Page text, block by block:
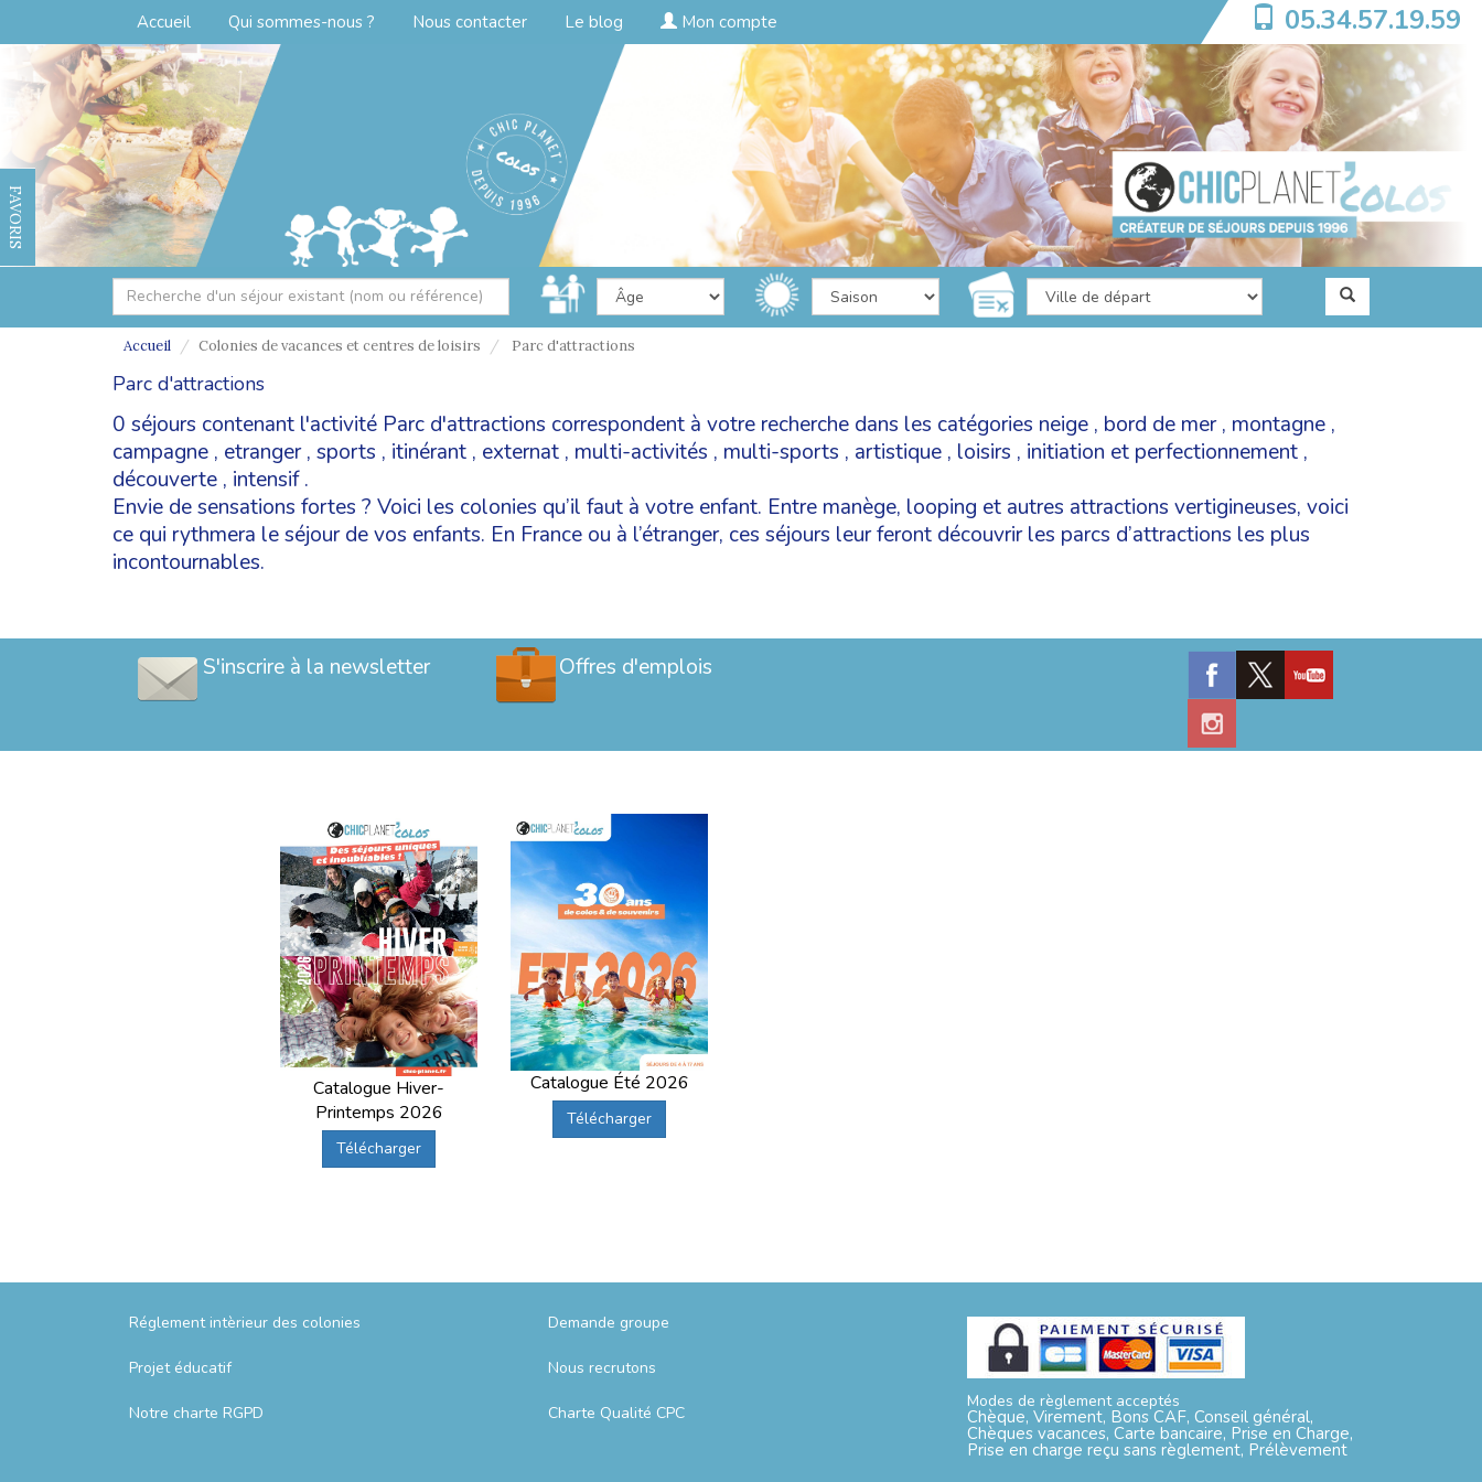
Accueil Qui sommes-nous ? Nous contacter Le blog Mon compte 05.34.57.19.59
FAVORIS
Accueil Colonies de vacances et centres de loisirs Parc d'attractions
Parc d'attractions
0 séjours contenant l'activité Parc d'attractions correspondent à votre recherche dans les catégories neige , bord de mer, montagne ,
campagne , etranger, sports , itinérant , externat , multi-activités , multi-sports , artistique , loisirs , initiation et perfectionnement ,
découverte , intensif.
Envie de sensations fortes ? Voici les colonies qu’il faut à votre enfant. Entre manège, looping et autres attractions vertigineuses, voici
ce qui rythmera le séjour de vos enfants. En France ou à l’étranger, ces séjours leur feront découvrir les parcs d’attractions les plus
incontournables.
S'inscrire à la newsletter Offres d'emplois
Catalogue Hiver-
Printemps 2026
Télécharger
Catalogue Été 2026
Télécharger
Réglement intèrieur des colonies
Projet éducatif
Notre charte RGPD
Demande groupe
Nous recrutons
Charte Qualité CPC
Modes de règlement acceptés
Chèque, Virement, Bons CAF, Conseil général,
Chèques vacances, Carte bancaire, Prise en Charge,
Prise en charge reçu sans règlement, Prélèvement